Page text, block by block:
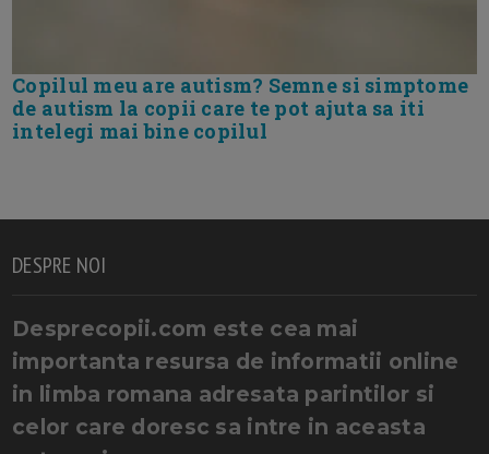
Copilul meu are autism? Semne si simptome
de autism la copii care te pot ajuta sa iti
intelegi mai bine copilul
DESPRE NOI
Desprecopii.com este cea mai
importanta resursa de informatii online
in limba romana adresata parintilor si
celor care doresc sa intre in aceasta